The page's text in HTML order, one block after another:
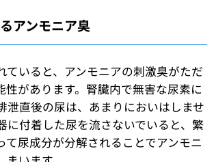
アンモニア臭
ていると、アンモニアの刺激臭がただ
性があります。腎臓内で無害な尿素に
泄直後の尿は、あまりにおいはしませ
に付着した尿を流さないでいると、繁
て尿成分が分解されることでアンモニ